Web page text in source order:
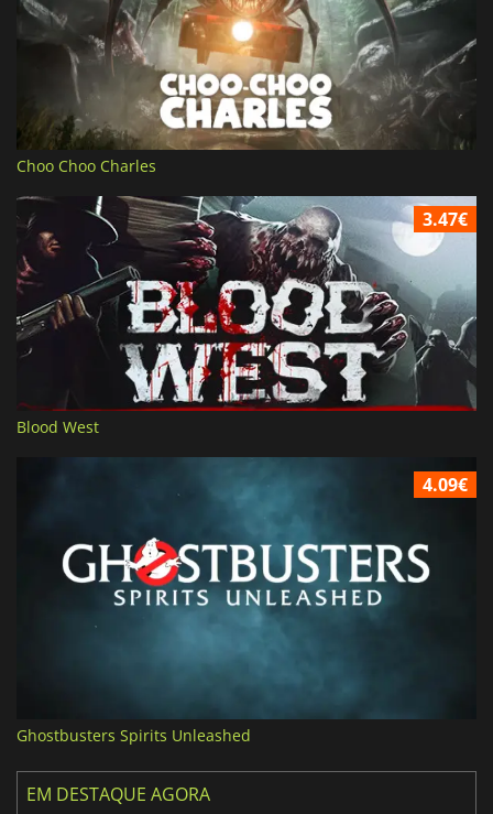
Choo Choo Charles
3.47€
Blood West
4.09€
Ghostbusters Spirits Unleashed
EM DESTAQUE AGORA